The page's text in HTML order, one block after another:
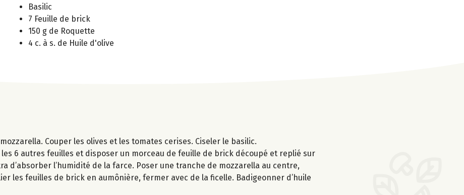
Basilic
7 Feuille de brick
150 g de Roquette
4 c. à s. de Huile d'olive
Couper les olives et les tomates cerises. Ciseler le basilic.
6 autres feuilles et disposer un morceau de feuille de brick découpé et replié sur
d’absorber l’humidité de la farce. Poser une tranche de mozzarella au centre,
les feuilles de brick en aumônière, fermer avec de la ficelle. Badigeonner d’huile